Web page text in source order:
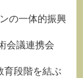
体的振興
議連携会
段階を結ぶ